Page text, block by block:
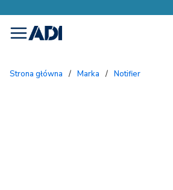
menu
Strona główna / Marka / Notifier